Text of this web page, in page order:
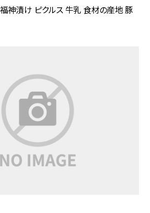
神漬け ピクルス 牛乳 食材の産地 豚